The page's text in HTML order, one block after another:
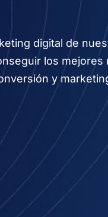
digital de
los mejores
y